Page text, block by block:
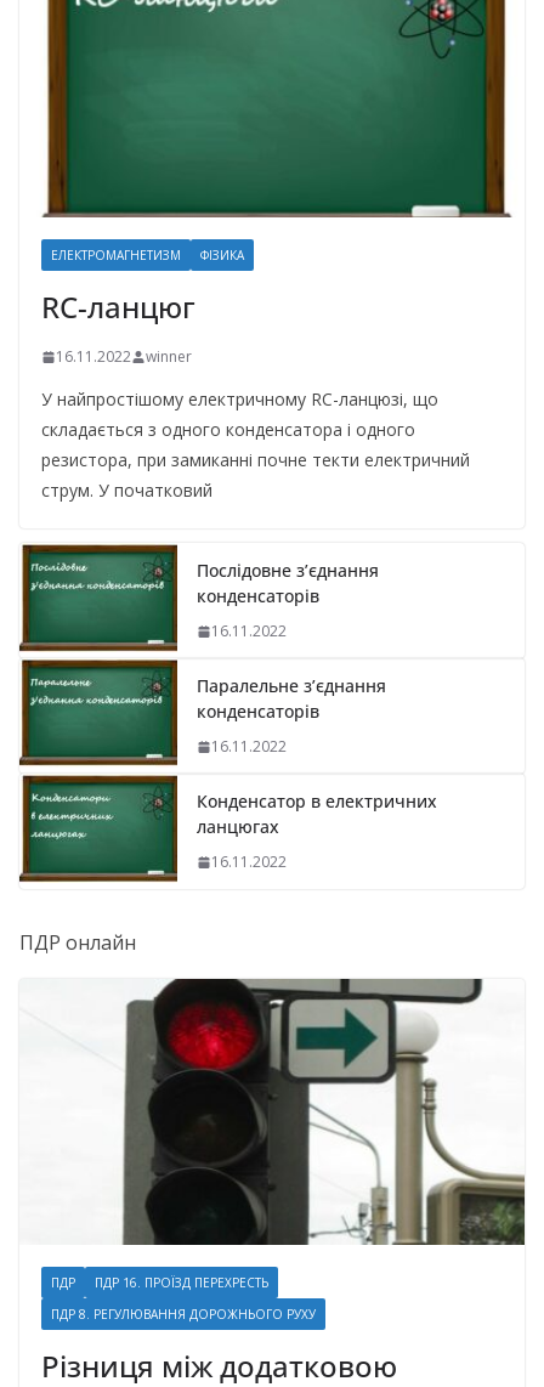
ЕЛЕКТРОМАГНЕТИЗМ ФІЗИКА
RC-ланцюг
16.11.2022 winner
У найпростішому електричному RC-ланцюзі, що
складається з одного конденсатора і одного
резистора, при замиканні почне текти електричний
струм. У початковий
Послідовне з’єднання
конденсаторів
16.11.2022
Паралельне з’єднання
конденсаторів
16.11.2022
Конденсатор в електричних
ланцюгах
16.11.2022
ПДР онлайн
ПДР
ПДР 16. ПРОЇЗД ПЕРЕХРЕСТЬ
ПДР 8. РЕГУЛЮВАННЯ ДОРОЖНЬОГО РУХУ
Різниця між додатковою